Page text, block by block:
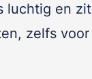
luchtig en zit
zelfs voor